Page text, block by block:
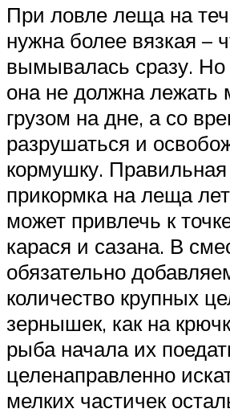
При ловле леща на
нужна более вязкая –
вымывалась сразу. Но
она не должна лежать
грузом на дне, а со
разрушаться и
кормушку. Правильная
прикормка на леща
может привлечь к
карася и сазана. В
обязательно
количество крупных
зернышек, как на
рыба начала их
целенаправленно
мелких частичек